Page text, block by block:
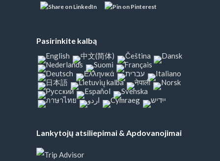
Pasirinkite kalbą
Lankytojų atsiliepimai & Apdovanojimai